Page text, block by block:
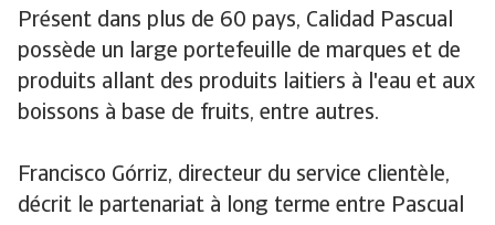
Présent dans plus de 60 pays, Calidad Pascual
possède un large portefeuille de marques et de
produits allant des produits laitiers à l'eau et aux
boissons à base de fruits, entre autres.
Francisco Górriz, directeur du service clientèle,
décrit le partenariat à long terme entre Pascual